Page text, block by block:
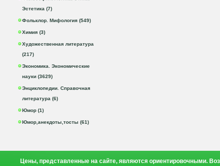
Эстетика (7)
Фольклор. Мифология (549)
Химия (3)
Художественная литература
(217)
Экономика. Экономические
науки (3629)
Энциклопедии. Справочная
литература (6)
Юмор (1)
Юмор,анекдоты,тосты (61)
Цены, представленные на сайте, являются ориентировочными.